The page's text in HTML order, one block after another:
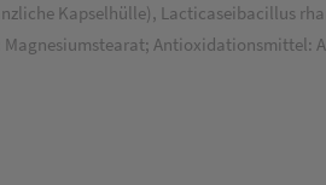
Kapselhülle), Lacticaseibacillus
Antioxidationsmittel: